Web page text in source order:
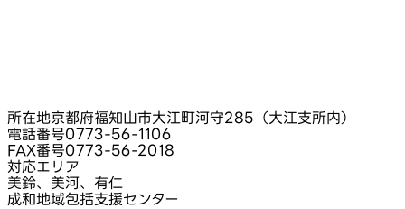
所在地京都府福知山市大江町河守285（大江支所内）
電話番号0773-56-1106
FAX番号0773-56-2018
対応エリア
美鈴、美河、有仁
成和地域包括支援センター